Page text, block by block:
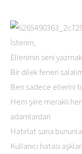
İsterim,
Ellerimin seni
Bir dilek feneri
Ben sadece ellerini
Hem şiire meraklı
adamlardan
Hatırlat sana
Kullanıcı hatası